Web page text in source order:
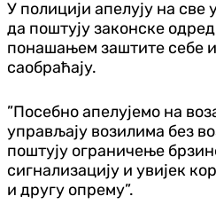
У полицији апелују на све
да поштују законске
понашањем заштите себе
саобраћају.
”Посебно апелујемо на
управљају возилима без
поштују ограничење
сигнализацију и увијек
и другу опрему”.